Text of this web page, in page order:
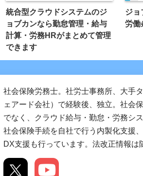
統合型クラウドシステムのジ
ョブカンなら勤怠管理・給与
計算・労務HRがまとめて管理
できます
ジョ
労働
社会保険労務士。社労士事務所、大手
ェアード会社）で経験後、独立。社会
でなく、クラウド給与・勤怠・労務シ
社会保険手続を自社で行う内製化支援
DX支援も行っています。法改正情報は